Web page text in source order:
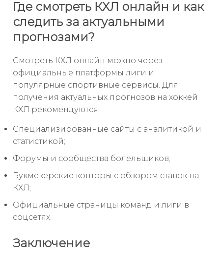
Где смотреть КХЛ онлайн и как
следить за актуальными
прогнозами?
Смотреть КХЛ онлайн можно через
официальные платформы лиги и
популярные спортивные сервисы. Для
получения актуальных прогнозов на хоккей
КХЛ рекомендуются:
Специализированные сайты с аналитикой и
статистикой;
Форумы и сообщества болельщиков;
Букмекерские конторы с обзором ставок на
КХЛ;
Официальные страницы команд и лиги в
соцсетях.
Заключение